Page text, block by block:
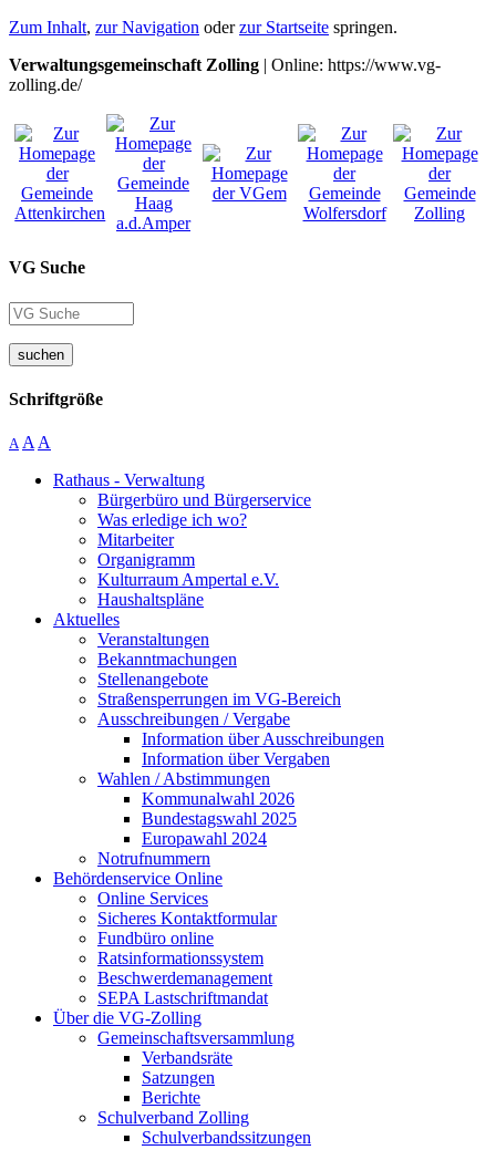
Zum Inhalt, zur Navigation oderzur Startseite springen.
Verwaltungsgemeinschaft Zolling | Online: https://www.vg-
zolling.de/
VG Suche
suchen
Schriftgröße
A A A
Rathaus - Verwaltung
Bürgerbüro und Bürgerservice
Was erledige ich wo?
Mitarbeiter
Organigramm
Kulturraum Ampertal e.V.
Haushaltspläne
Aktuelles
Veranstaltungen
Bekanntmachungen
Stellenangebote
Straßensperrungen im VG-Bereich
Ausschreibungen / Vergabe
Information über Ausschreibungen
Information über Vergaben
Wahlen / Abstimmungen
Kommunalwahl 2026
Bundestagswahl 2025
Europawahl 2024
Notrufnummern
Behördenservice Online
Online Services
Sicheres Kontaktformular
Fundbüro online
Ratsinformationssystem
Beschwerdemanagement
SEPA Lastschriftmandat
Über die VG-Zolling
Gemeinschaftsversammlung
Verbandsräte
Satzungen
Berichte
Schulverband Zolling
Schulverbandssitzungen